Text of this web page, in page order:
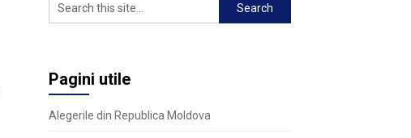
Pagini utile
Alegerile din Republica Moldova